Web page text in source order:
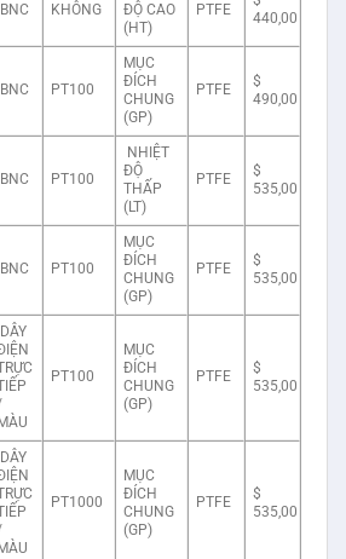
BNC KHÔNG
ĐỘ CAO
(HT)
PTFE
440,00
BNC PT100
MỤC
ĐÍCH
CHUNG
(GP)
PTFE
$
490,00
BNC PT100
NHIỆT
ĐỘ
THẤP
(LT)
PTFE
$
535,00
BNC PT100
MỤC
ĐÍCH
CHUNG
(GP)
PTFE
$
535,00
DÂY
MÀU
PT100
MỤC
ĐÍCH
CHUNG
(GP)
PTFE
$
535,00
DÂY
MÀU
PT1000
MỤC
ĐÍCH
CHUNG
(GP)
PTFE
$
535,00